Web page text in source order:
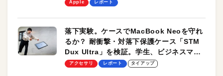
Apple レポート
落下実験。ケースでMacBook Neoを守れ
るか？ 耐衝撃・対落下保護ケース「STM
Dux Ultra」を検証。学生、ビジネスマン
のモバイルユースに最適！
アクセサリ レポート タイアップ